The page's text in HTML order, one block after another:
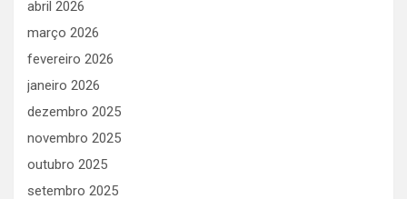
abril 2026
março 2026
fevereiro 2026
janeiro 2026
dezembro 2025
novembro 2025
outubro 2025
setembro 2025